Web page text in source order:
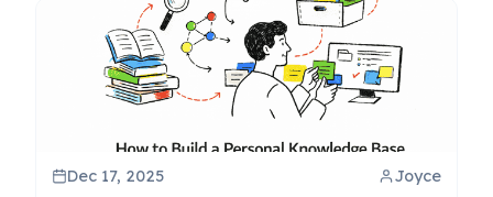
Dec 17, 2025 Joyce